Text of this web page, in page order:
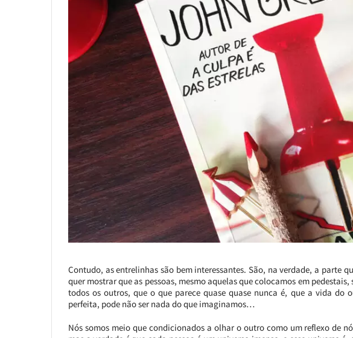
Contudo, as entrelinhas são bem interessantes. São, na verdade, a parte
quer mostrar que as pessoas, mesmo aquelas que colocamos em
todos os outros, que o que parece quase quase nunca é, que a vida do
perfeita, pode não ser nada do que imaginamos…
Nós somos meio que condicionados a olhar o outro como um reflexo de